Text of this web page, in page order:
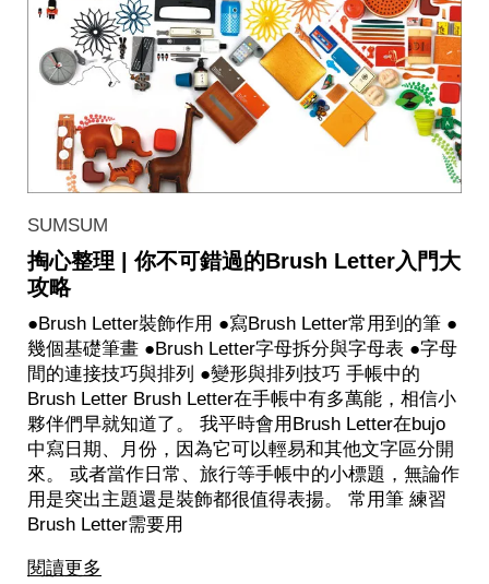
SUMSUM
掏心整理 | 你不可錯過的Brush Letter入門大
攻略
●Brush Letter裝飾作用 ●寫Brush Letter常用到的筆 ●
幾個基礎筆畫 ●Brush Letter字母拆分與字母表 ●字母
間的連接技巧與排列 ●變形與排列技巧 手帳中的
Brush Letter Brush Letter在手帳中有多萬能，相信小
夥伴們早就知道了。 我平時會用Brush Letter在bujo
中寫日期、月份，因為它可以輕易和其他文字區分開
來。 或者當作日常、旅行等手帳中的小標題，無論作
用是突出主題還是裝飾都很值得表揚。 常用筆 練習
Brush Letter需要用
閱讀更多